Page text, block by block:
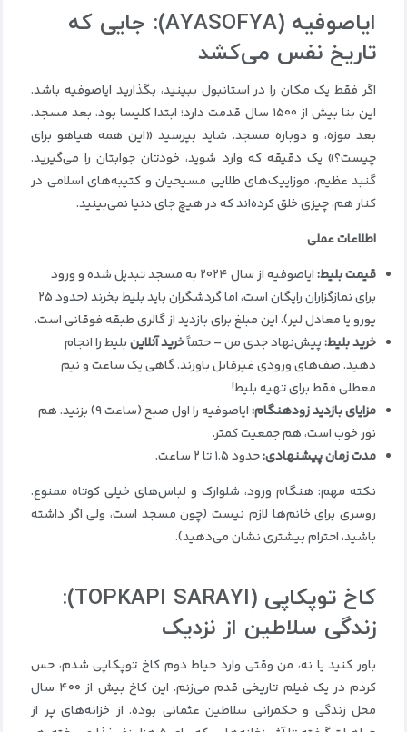
ایاصوفیه (AYASOFYA):
جایی که
تاریخ نفس می‌کشد
اگر فقط یک مکان را در استانبول ببینید، بگذارید ایاصوفیه باشد.
این بنا بیش از ۱۵۰۰ سال قدمت دارد؛ ابتدا کلیسا بود، بعد مسجد،
بعد موزه، و دوباره مسجد. شاید بپرسید «این همه هیاهو برای
چیست؟» یک دقیقه که وارد شوید، خودتان جوابتان را می‌گیرید.
گنبد عظیم، موزاییک‌های طلایی مسیحیان و کتیبه‌های اسلامی در
کنار هم، چیزی خلق کرده‌اند که در هیچ جای دنیا نمی‌بینید.
اطلاعات عملی
قیمت بلیط:
ایاصوفیه از سال ۲۰۲۴ به مسجد تبدیل شده و ورود
برای نمازگزاران رایگان است، اما گردشگران باید بلیط بخرند (حدود ۲۵
یورو یا معادل لیر). این مبلغ برای بازدید از گالری طبقه فوقانی است.
خرید بلیط:پیش‌نهاد جدی من – حتماًخرید آنلاینبلیط را انجام
دهید. صف‌های ورودی غیرقابل باورند. گاهی یک ساعت و نیم
معطلی فقط برای تهیه بلیط!
مزایای بازدید زودهنگام:
ایاصوفیه را اول صبح (ساعت ۹) بزنید. هم
نور خوب است، هم جمعیت کمتر.
مدت زمان پیشنهادی:حدود ۱.۵ تا ۲ ساعت.
نکته مهم: هنگام ورود، شلوارک و لباس‌های خیلی کوتاه ممنوع.
روسری برای خانم‌ها لازم نیست (چون مسجد است، ولی اگر داشته
باشید، احترام بیشتری نشان می‌دهید).
کاخ توپکاپی (TOPKAPI SARAYI):
زندگی سلاطین از نزدیک
باور کنید یا نه، من وقتی وارد حیاط دوم کاخ توپکاپی شدم، حس
کردم در یک فیلم تاریخی قدم می‌زنم. این کاخ بیش از ۴۰۰ سال
محل زندگی و حکمرانی سلاطین عثمانی بوده. از خزانه‌های پر از